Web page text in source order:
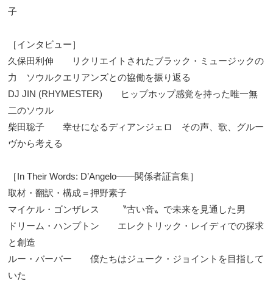
子
［インタビュー］
久保田利伸 リクリエイトされたブラック・ミュージックの
力 ソウルクエリアンズとの協働を振り返る
DJ JIN (RHYMESTER) ヒップホップ感覚を持った唯一無
二のソウル
柴田聡子 幸せになるディアンジェロ その声、歌、グルー
ヴから考える
［In Their Words: D’Angelo――関係者証言集］
取材・翻訳・構成＝押野素子
マイケル・ゴンザレス 〝古い音〟で未来を見通した男
ドリーム・ハンプトン エレクトリック・レイディでの探求
と創造
ルー・バーバー 僕たちはジューク・ジョイントを目指して
いた